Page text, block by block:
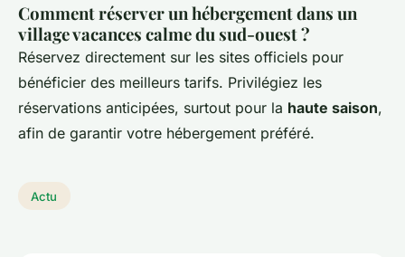
Comment réserver un hébergement dans un
village vacances calme du sud-ouest ?
Réservez directement sur les sites officiels pour
bénéficier des meilleurs tarifs. Privilégiez les
réservations anticipées, surtout pour la haute saison,
afin de garantir votre hébergement préféré.
Actu